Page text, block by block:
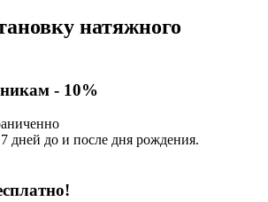
натяжного
- 10%
дней до и после дня рождения.